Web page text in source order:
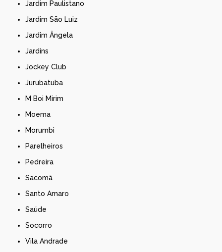
Jardim Paulistano
Jardim São Luiz
Jardim Ângela
Jardins
Jockey Club
Jurubatuba
M Boi Mirim
Moema
Morumbi
Parelheiros
Pedreira
Sacomã
Santo Amaro
Saúde
Socorro
Vila Andrade